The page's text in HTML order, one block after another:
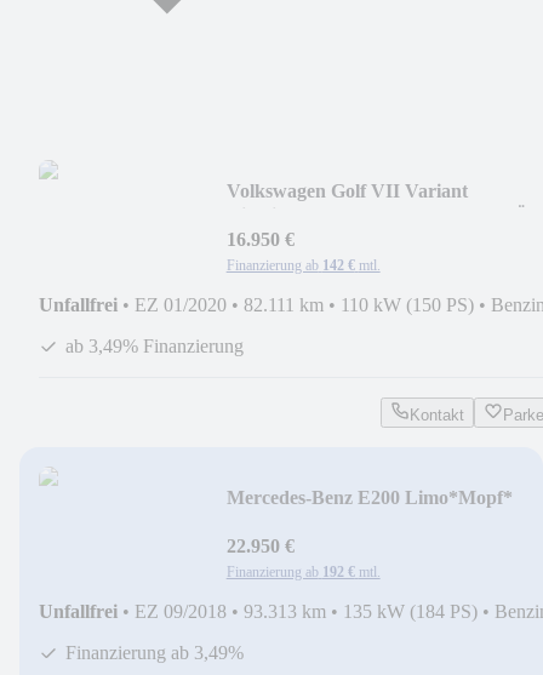
Volkswagen Golf VII Variant
NEU
16.950 €
Finanzierung ab 142 € mtl.
Unfallfrei • EZ 01/2020 • 82.111 km • 110 kW (150 PS) •
ab 3,49% Finanzierung
Kontakt
Mercedes-Benz E200 Limo*Mopf*
22.950 €
Finanzierung ab 192 € mtl.
Unfallfrei • EZ 09/2018 • 93.313 km • 135 kW (184 PS) •
Finanzierung ab 3,49%